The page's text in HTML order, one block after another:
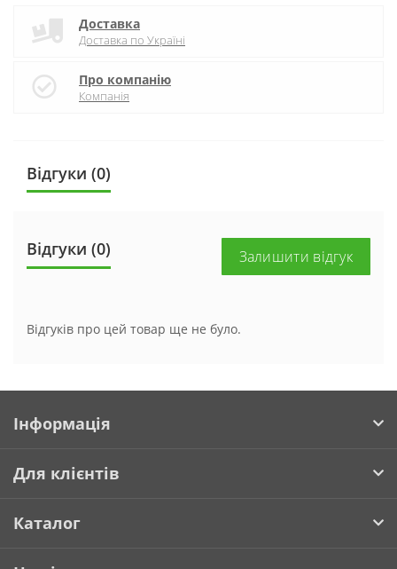
Доставка
Доставка по Україні
Про компанію
Компанія
Відгуки (0)
Відгуки (0) Залишити відгук
Відгуків про цей товар ще не було.
Інформація
Для клієнтів
Каталог